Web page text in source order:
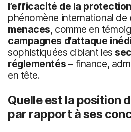
l’efficacité de la protection
phénomène international de
menaces, comme en
campagnes d’attaque
sophistiquées ciblant les
réglementés – finance,
en tête.
Quelle est la position
par rapport à ses